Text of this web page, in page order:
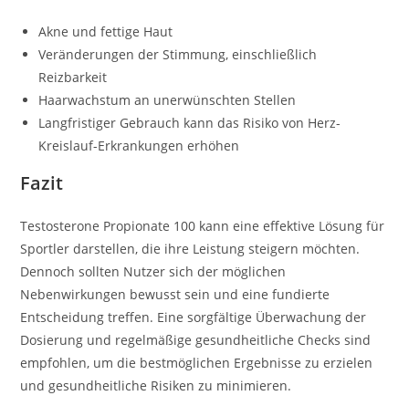
Akne und fettige Haut
Veränderungen der Stimmung, einschließlich
Reizbarkeit
Haarwachstum an unerwünschten Stellen
Langfristiger Gebrauch kann das Risiko von Herz-
Kreislauf-Erkrankungen erhöhen
Fazit
Testosterone Propionate 100 kann eine effektive Lösung für
Sportler darstellen, die ihre Leistung steigern möchten.
Dennoch sollten Nutzer sich der möglichen
Nebenwirkungen bewusst sein und eine fundierte
Entscheidung treffen. Eine sorgfältige Überwachung der
Dosierung und regelmäßige gesundheitliche Checks sind
empfohlen, um die bestmöglichen Ergebnisse zu erzielen
und gesundheitliche Risiken zu minimieren.